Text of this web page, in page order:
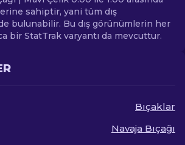
sahiptir, yani tüm dış
bulunabilir. Bu dış görünümlerin her
bir StatTrak varyantı da mevcuttur.
Bıçaklar
Navaja Bıçağı